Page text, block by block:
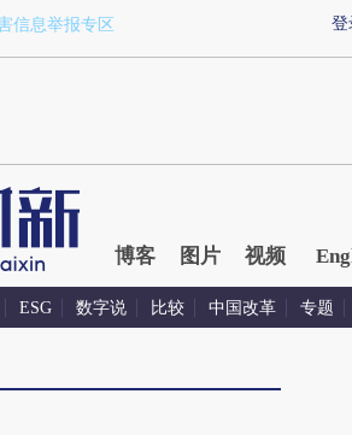
登
信息举报专区
博客 图片 视频
ESG 数字说 比较 中国改革 专题